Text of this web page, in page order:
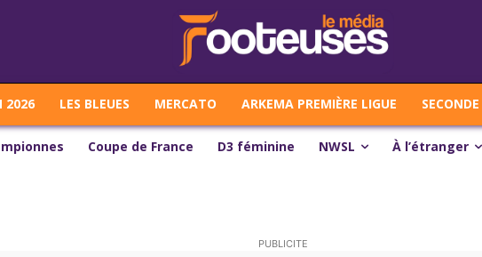
2026 LES BLEUES MERCATO ARKEMA PREMIÈRE LIGUE
Coupe de France D3 féminine NWSL À l’étranger